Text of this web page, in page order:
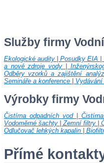
Služby firmy
Ekologické audity Posudky EIA
a nové zdroje vody
Odběry vzorků a zajištění analýz
Semináře a konference
Výrobky firmy
Čistírna odpadních vod|
Vodoměrné šachty |Zemní filtry
Odlučovač lehkých kapalin
Přímé